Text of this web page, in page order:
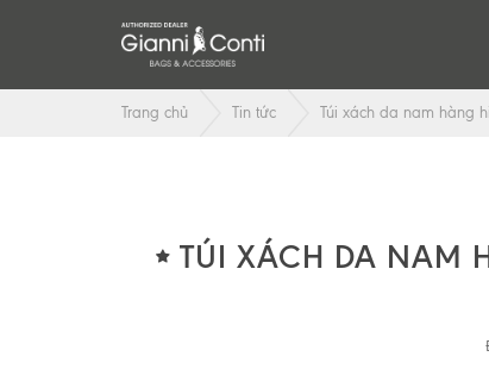
Trang chủ Tin tức Túi xách da nam hàng
TÚI XÁCH DA NAM